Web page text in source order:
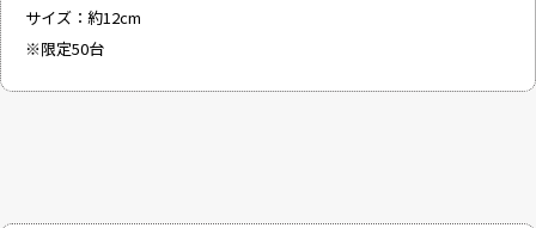
サイズ：約12cm
※限定50台